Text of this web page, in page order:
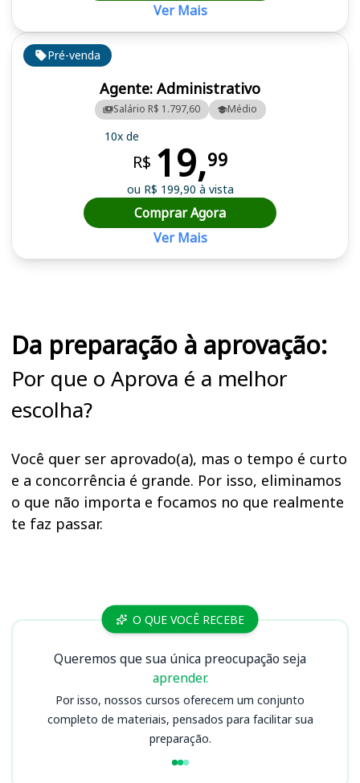
Pré-venda
Agente: Administrativo
Salário R$ 1.797,60 Médio
10x de
R$ 19,99
ou R$ 199,90 à vista
Comprar Agora
Ver Mais
Ver Mais
Da preparação à aprovação:
Por que o Aprova é a melhor
escolha?
Você quer ser aprovado(a), mas o tempo é curto
e a concorrência é grande. Por isso, eliminamos
o que não importa e focamos no que realmente
te faz passar.
Cursos O QUE VOCÊ RECEBE
Queremos que sua única preocupação seja
aprender.
Por isso, nossos cursos oferecem um conjunto
completo de materiais, pensados para facilitar sua
preparação.